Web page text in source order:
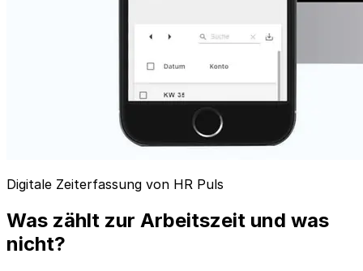
Digitale Zeiterfassung von HR Puls
Was zählt zur Arbeitszeit und was
nicht?